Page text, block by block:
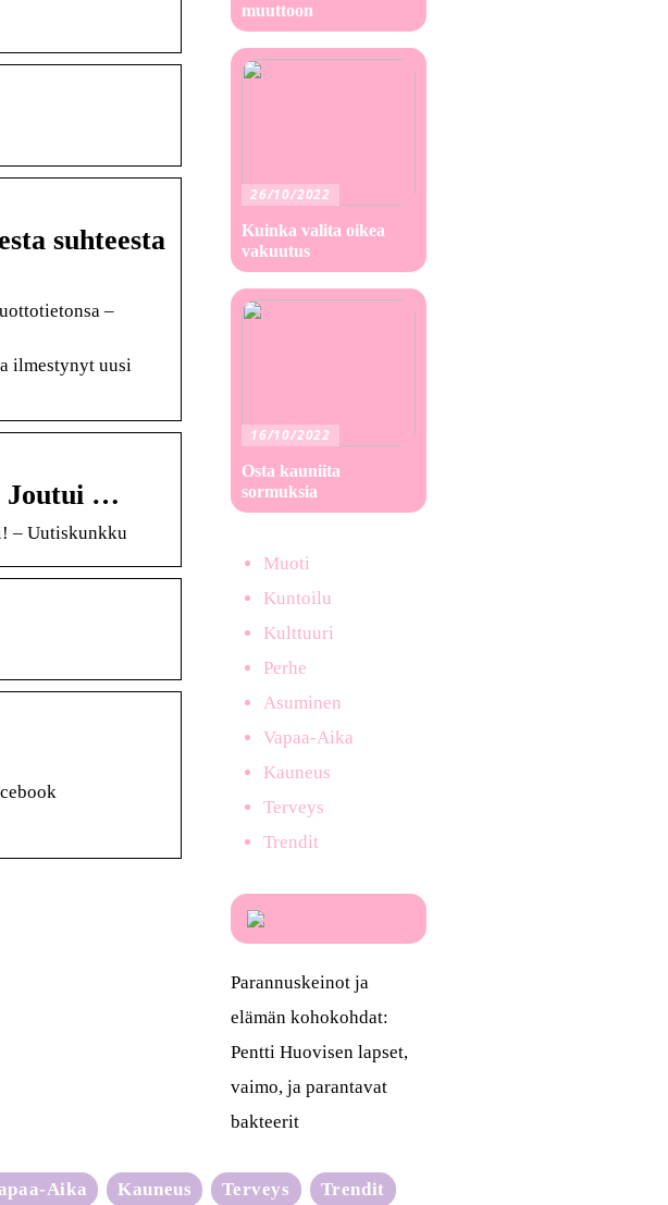
suhteesta
–
ilmestynyt uusi
Joutui …
– Uutiskunkku
muuttoon
26/10/2022
Kuinka valita oikea
vakuutus
16/10/2022
Osta kauniita
sormuksia
Muoti
Kuntoilu
Kulttuuri
Perhe
Asuminen
Vapaa-Aika
Kauneus
Terveys
Trendit
Parannuskeinot ja
elämän kohokohdat:
Pentti Huovisen lapset,
vaimo, ja parantavat
bakteerit
Aika Kauneus Terveys Trendit